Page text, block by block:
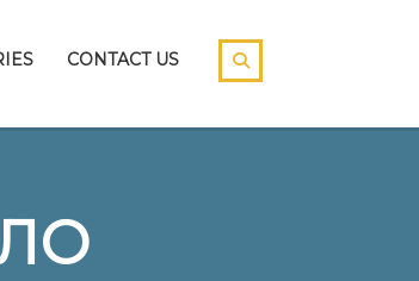
CONTACT US